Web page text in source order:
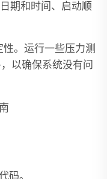
期和时间、启动顺
。运行一些压力测
以确保系统没有问
码。